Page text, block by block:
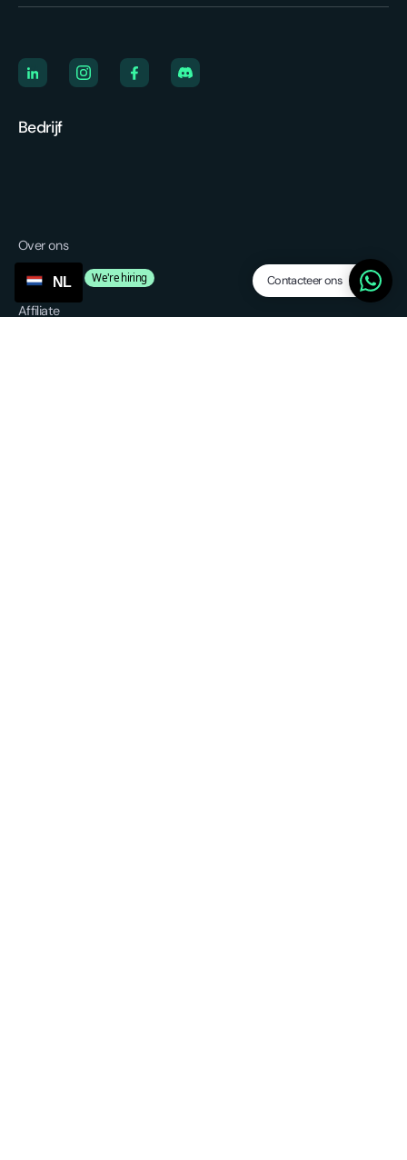
Contacteer ons
Bedrijf
Over ons
Vacatures
We're hiring
Affiliate
NL